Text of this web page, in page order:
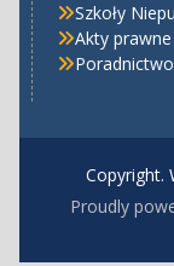
Szkoły
Akty prawne
Copyright.
Proudly